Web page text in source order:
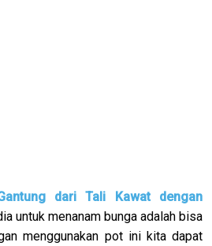
dari Tali Kawat dengan
untuk menanam bunga adalah bisa
menggunakan pot ini kita dapat